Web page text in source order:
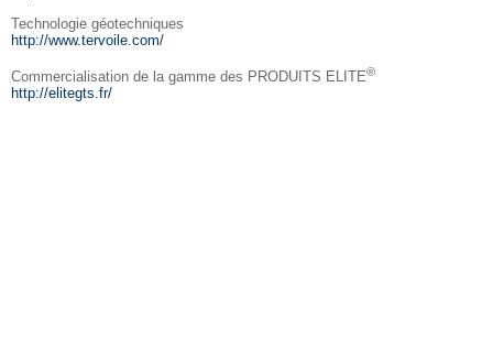
Technologie géotechniques
http://www.tervoile.com/
Commercialisation de la gamme des PRODUITS ELITE®
http://elitegts.fr/